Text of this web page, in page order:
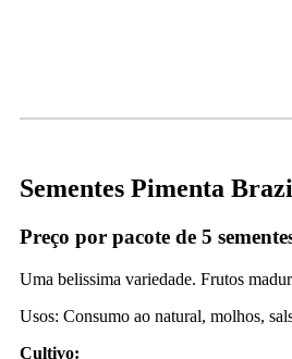
Sementes Pimenta
Preço por pacote de 5
Uma belissima variedade. Frutos
Usos: Consumo ao natural, molhos,
Cultivo: